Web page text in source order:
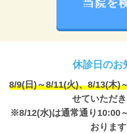
休診日のお
8/9(日)～8/11(火)、8/13(木)
せていただき
※8/12(水)は通常通り10:00
おります